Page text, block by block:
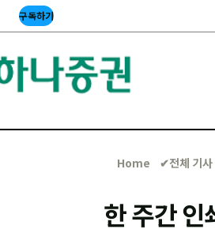
구독하기
Home ✔︎전체 기사
한 주간 인